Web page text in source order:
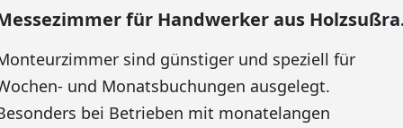
für Handwerker aus
sind günstiger und speziell für
und Monatsbuchungen ausgelegt.
bei Betrieben mit monatelangen